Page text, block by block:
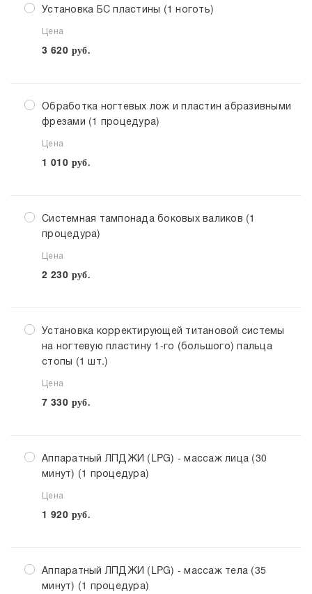
Установка БС пластины (1 ноготь)
Цена
3 620 руб.
Обработка ногтевых лож и пластин абразивными
фрезами (1 процедура)
Цена
1 010 руб.
Системная тампонада боковых валиков (1
процедура)
Цена
2 230 руб.
Установка корректирующей титановой системы
на ногтевую пластину 1-го (большого) пальца
стопы (1 шт.)
Цена
7 330 руб.
Аппаратный ЛПДЖИ (LPG) - массаж лица (30
минут) (1 процедура)
Цена
1 920 руб.
Аппаратный ЛПДЖИ (LPG) - массаж тела (35
минут) (1 процедура)